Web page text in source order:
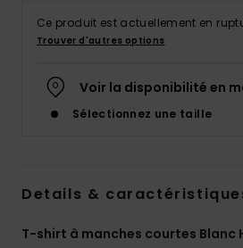
Ce produit est actuellement en
Trouver d'autres options
Voir la disponibilité en
Sélectionnez une taille
Details &
T-shirt à manches courtes Blanc